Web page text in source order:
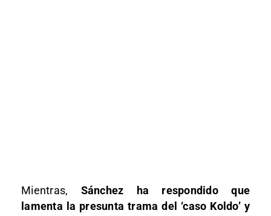
Mientras, Sánchez ha respondido que
lamenta la presunta trama del ‘caso Koldo’ y